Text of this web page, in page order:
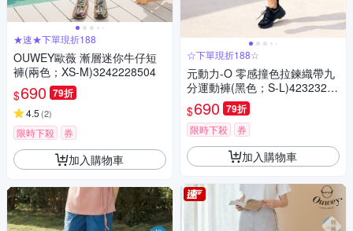
★速★下單現折188
OUWEY歐薇 漸層迷你牛仔短
褲(兩色；XS-M)3242228504
$690 79折
4.5 (2)
限時下殺 券
加入購物車
☆下單現折188☆
元動力-O 零感撞色拉鍊織帶九
分運動褲(黑色；S-L)42323268
11
$690 79折
限時下殺 券
加入購物車